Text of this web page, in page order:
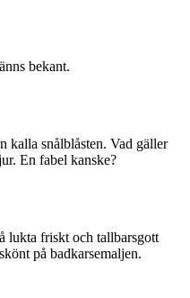
bekant.
kalla snålblåsten. Vad gäller
En fabel kanske?
lukta friskt och tallbarsgott
på badkarsemaljen.